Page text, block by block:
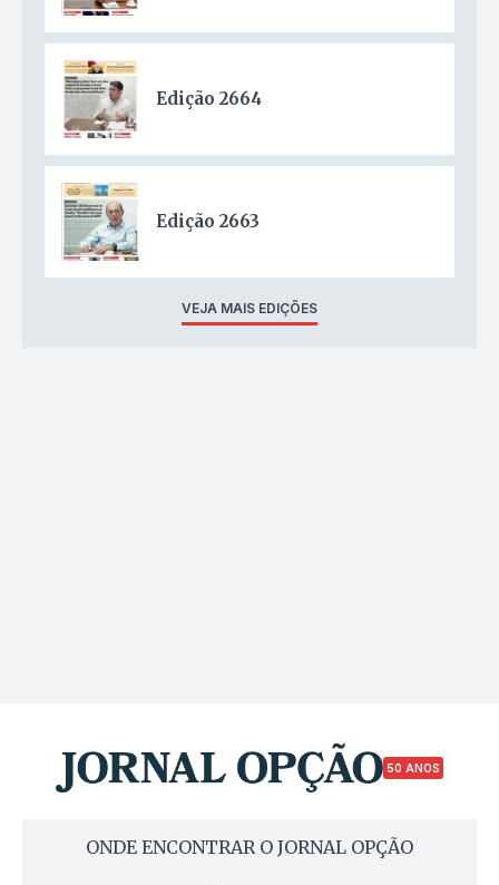
Edição 2664
Edição 2663
VEJA MAIS EDIÇÕES
50 ANOS
ONDE ENCONTRAR O JORNAL OPÇÃO